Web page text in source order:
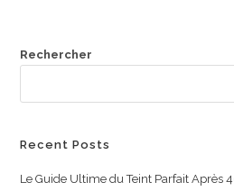
Rechercher
Recent Posts
Le Guide Ultime du Teint Parfait Après